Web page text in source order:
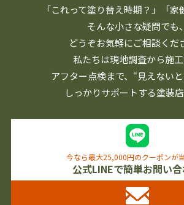
「これって塗り替え時期？」「家
そんな小さな疑問でも、
どうぞお気軽にご相談くだ
私たちは現地調査から施
アフター点検まで、 “見えない
しっかりサポートする塗装店
今なら最大25,000円のクーポンが
公式LINEで簡単お問い